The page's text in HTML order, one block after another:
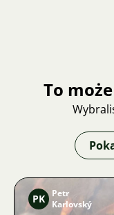
To
PK
Petr
Karlovský